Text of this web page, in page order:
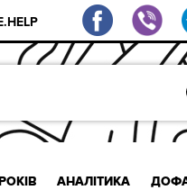
АНАЛІТИКА